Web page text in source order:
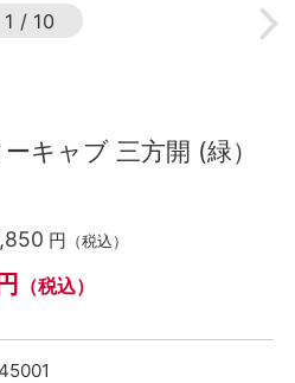
1 / 10
キャブ 三方開 (緑）
円 （税込）
円 （税込）